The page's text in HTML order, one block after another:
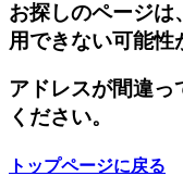
お探しのページは
用できない可能性
アドレスが間違っ
ください。
トップページに戻る